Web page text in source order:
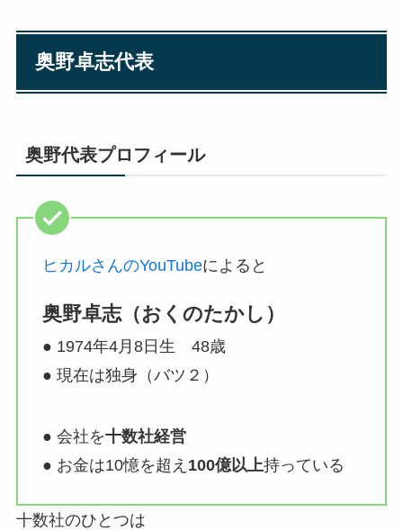
奥野卓志代表
奥野代表プロフィール
ヒカルさんのYouTubeによると
奥野卓志（おくのたかし）
● 1974年4月8日生 48歳
● 現在は独身（バツ２）
● 会社を十数社経営
● お金は10憶を超え 100億以上持っている
十数社のひとつは